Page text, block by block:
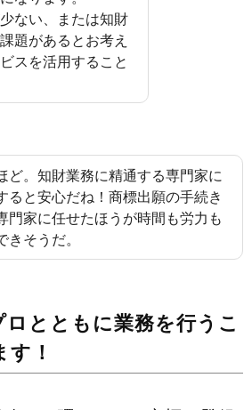
ない、または知財
題があるとお考え
スを活用すること
ど。知財業務に精通する専門家に
ると安心だね！商標出願の手続き
門家に任せたほうが時間も労力も
きそうだ。
とともに業務を行うこ
！